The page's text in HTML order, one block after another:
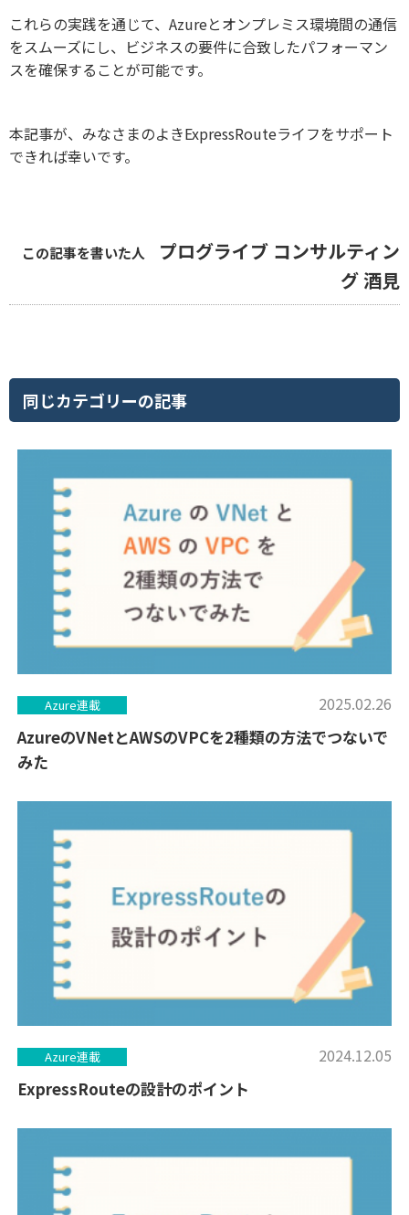
これらの実践を通じて、Azureとオンプレミス環境間の通信
をスムーズにし、ビジネスの要件に合致したパフォーマン
スを確保することが可能です。
本記事が、みなさまのよきExpressRouteライフをサポート
できれば幸いです。
この記事を書いた人 プログライブ コンサルティン
グ 酒見
同じカテゴリーの記事
Azure連載 2025.02.26
AzureのVNetとAWSのVPCを2種類の方法でつないで
みた
Azure連載 2024.12.05
ExpressRouteの設計のポイント